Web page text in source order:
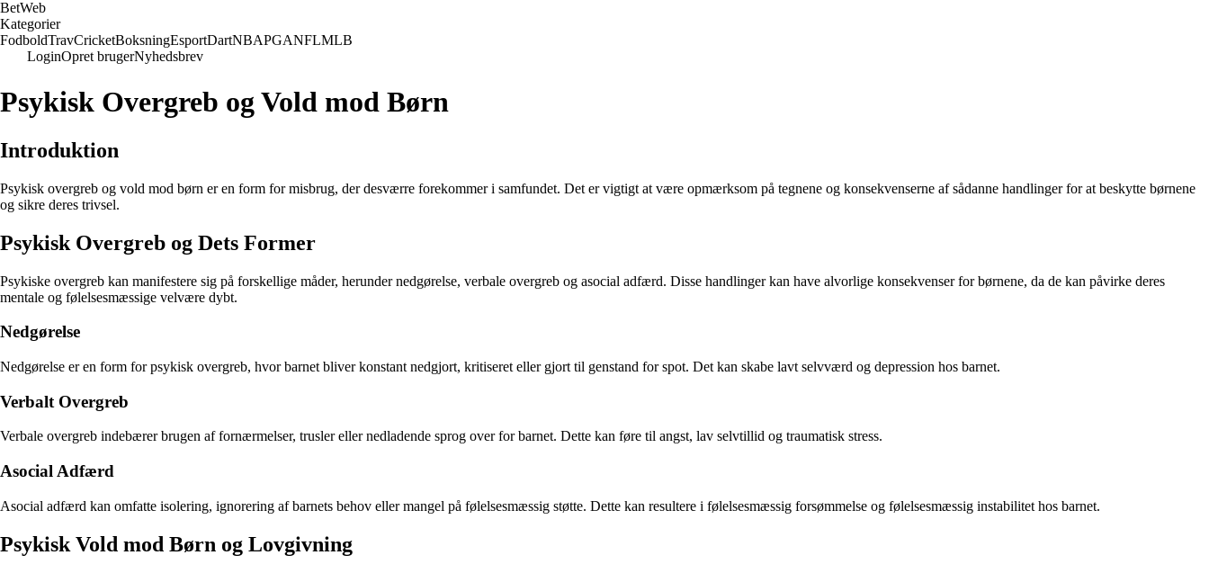
BetWeb
Kategorier
FodboldTravCricketBoksningEsportDartNBAPGANFLMLB
LoginOpret brugerNyhedsbrev
Psykisk Overgreb og Vold mod Børn
Introduktion
Psykisk overgreb og vold mod børn er en form for misbrug, der desværre forekommer i samfundet. Det er vigtigt at være opmærksom på tegnene og konsekvenserne af sådanne handlinger for at beskytte børnene
og sikre deres trivsel.
Psykisk Overgreb og Dets Former
Psykiske overgreb kan manifestere sig på forskellige måder, herunder nedgørelse, verbale overgreb og asocial adfærd. Disse handlinger kan have alvorlige konsekvenser for børnene, da de kan påvirke deres
mentale og følelsesmæssige velvære dybt.
Nedgørelse
Nedgørelse er en form for psykisk overgreb, hvor barnet bliver konstant nedgjort, kritiseret eller gjort til genstand for spot. Det kan skabe lavt selvværd og depression hos barnet.
Verbalt Overgreb
Verbale overgreb indebærer brugen af fornærmelser, trusler eller nedladende sprog over for barnet. Dette kan føre til angst, lav selvtillid og traumatisk stress.
Asocial Adfærd
Asocial adfærd kan omfatte isolering, ignorering af barnets behov eller mangel på følelsesmæssig støtte. Dette kan resultere i følelsesmæssig forsømmelse og følelsesmæssig instabilitet hos barnet.
Psykisk Vold mod Børn og Lovgivning